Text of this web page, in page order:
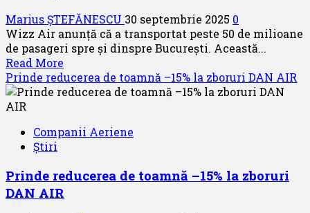
Marius ȘTEFĂNESCU 30 septembrie 2025 0
Wizz Air anunță că a transportat peste 50 de milioane
de pasageri spre și dinspre București. Această...
Read More
more
about
anunță
transportat
Prinde reducerea de toamnă –15% la zboruri DAN AIR
Companii Aeriene
Știri
Prinde reducerea de toamnă –15% la zboruri
DAN AIR